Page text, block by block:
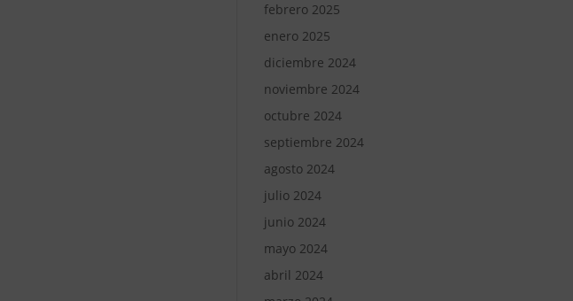
febrero 2025
enero 2025
diciembre 2024
noviembre 2024
octubre 2024
septiembre 2024
agosto 2024
julio 2024
junio 2024
mayo 2024
abril 2024